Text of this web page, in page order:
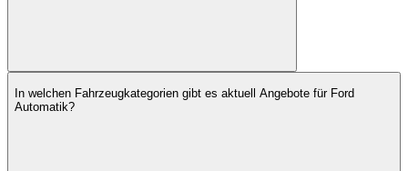
In welchen Fahrzeugkategorien gibt es aktuell Angebote für Ford
Automatik?